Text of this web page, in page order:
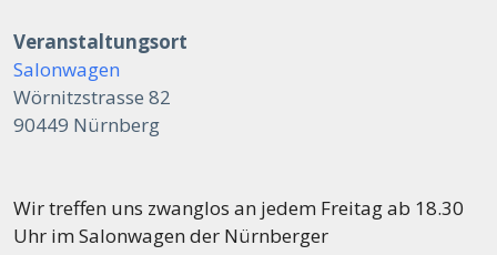
Veranstaltungsort
Salonwagen
Wörnitzstrasse 82
90449 Nürnberg
Wir treffen uns zwanglos an jedem Freitag ab 18.30
Uhr im Salonwagen der Nürnberger